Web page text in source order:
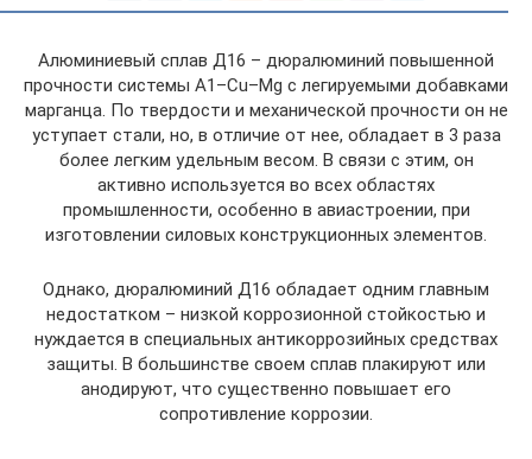
Алюминиевый сплав Д16 – дюралюминий повышенной
прочности системы А1–Сu–Мg с легируемыми добавками
марганца. По твердости и механической прочности он не
уступает стали, но, в отличие от нее, обладает в 3 раза
более легким удельным весом. В связи с этим, он
активно используется во всех областях
промышленности, особенно в авиастроении, при
изготовлении силовых конструкционных элементов.
Однако, дюралюминий Д16 обладает одним главным
недостатком – низкой коррозионной стойкостью и
нуждается в специальных антикоррозийных средствах
защиты. В большинстве своем сплав плакируют или
анодируют, что существенно повышает его
сопротивление коррозии.